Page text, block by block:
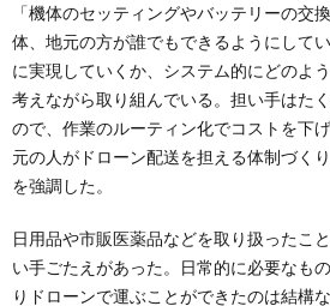
「機体のセッティングやバッテリーの交
体、地元の方が誰でもできるようにして
に実現していくか、システム的にどのよ
考えながら取り組んでいる。担い手はた
ので、作業のルーティン化でコストを下
元の人がドローン配送を担える体制づく
を強調した。
日用品や市販医薬品などを取り扱ったこ
い手ごたえがあった。日常的に必要なも
りドローンで運ぶことができたのは結構